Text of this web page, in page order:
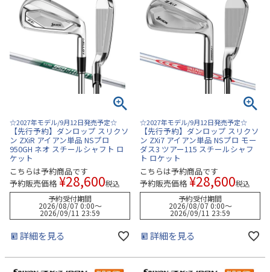
☆2027年モデル/9月12日発売予定☆
【先行予約】ダンロップ スリクソ
ン ZXiR アイアン単品 NSプロ
950GH ネオ スチールシャフト ロ
ケット
こちらは予約商品です
予約販売価格 ¥28,600税込
予約受付期間
2026/08/07 0:00〜
2026/09/11 23:59
詳細を見る
☆2027年モデル/9月12日発売予定☆
【先行予約】ダンロップ スリクソ
ン ZXi7 アイアン単品 NSプロ モー
ダス3 ツアー115 スチールシャフ
ト ロケット
こちらは予約商品です
予約販売価格 ¥28,600税込
予約受付期間
2026/08/07 0:00〜
2026/09/11 23:59
詳細を見る